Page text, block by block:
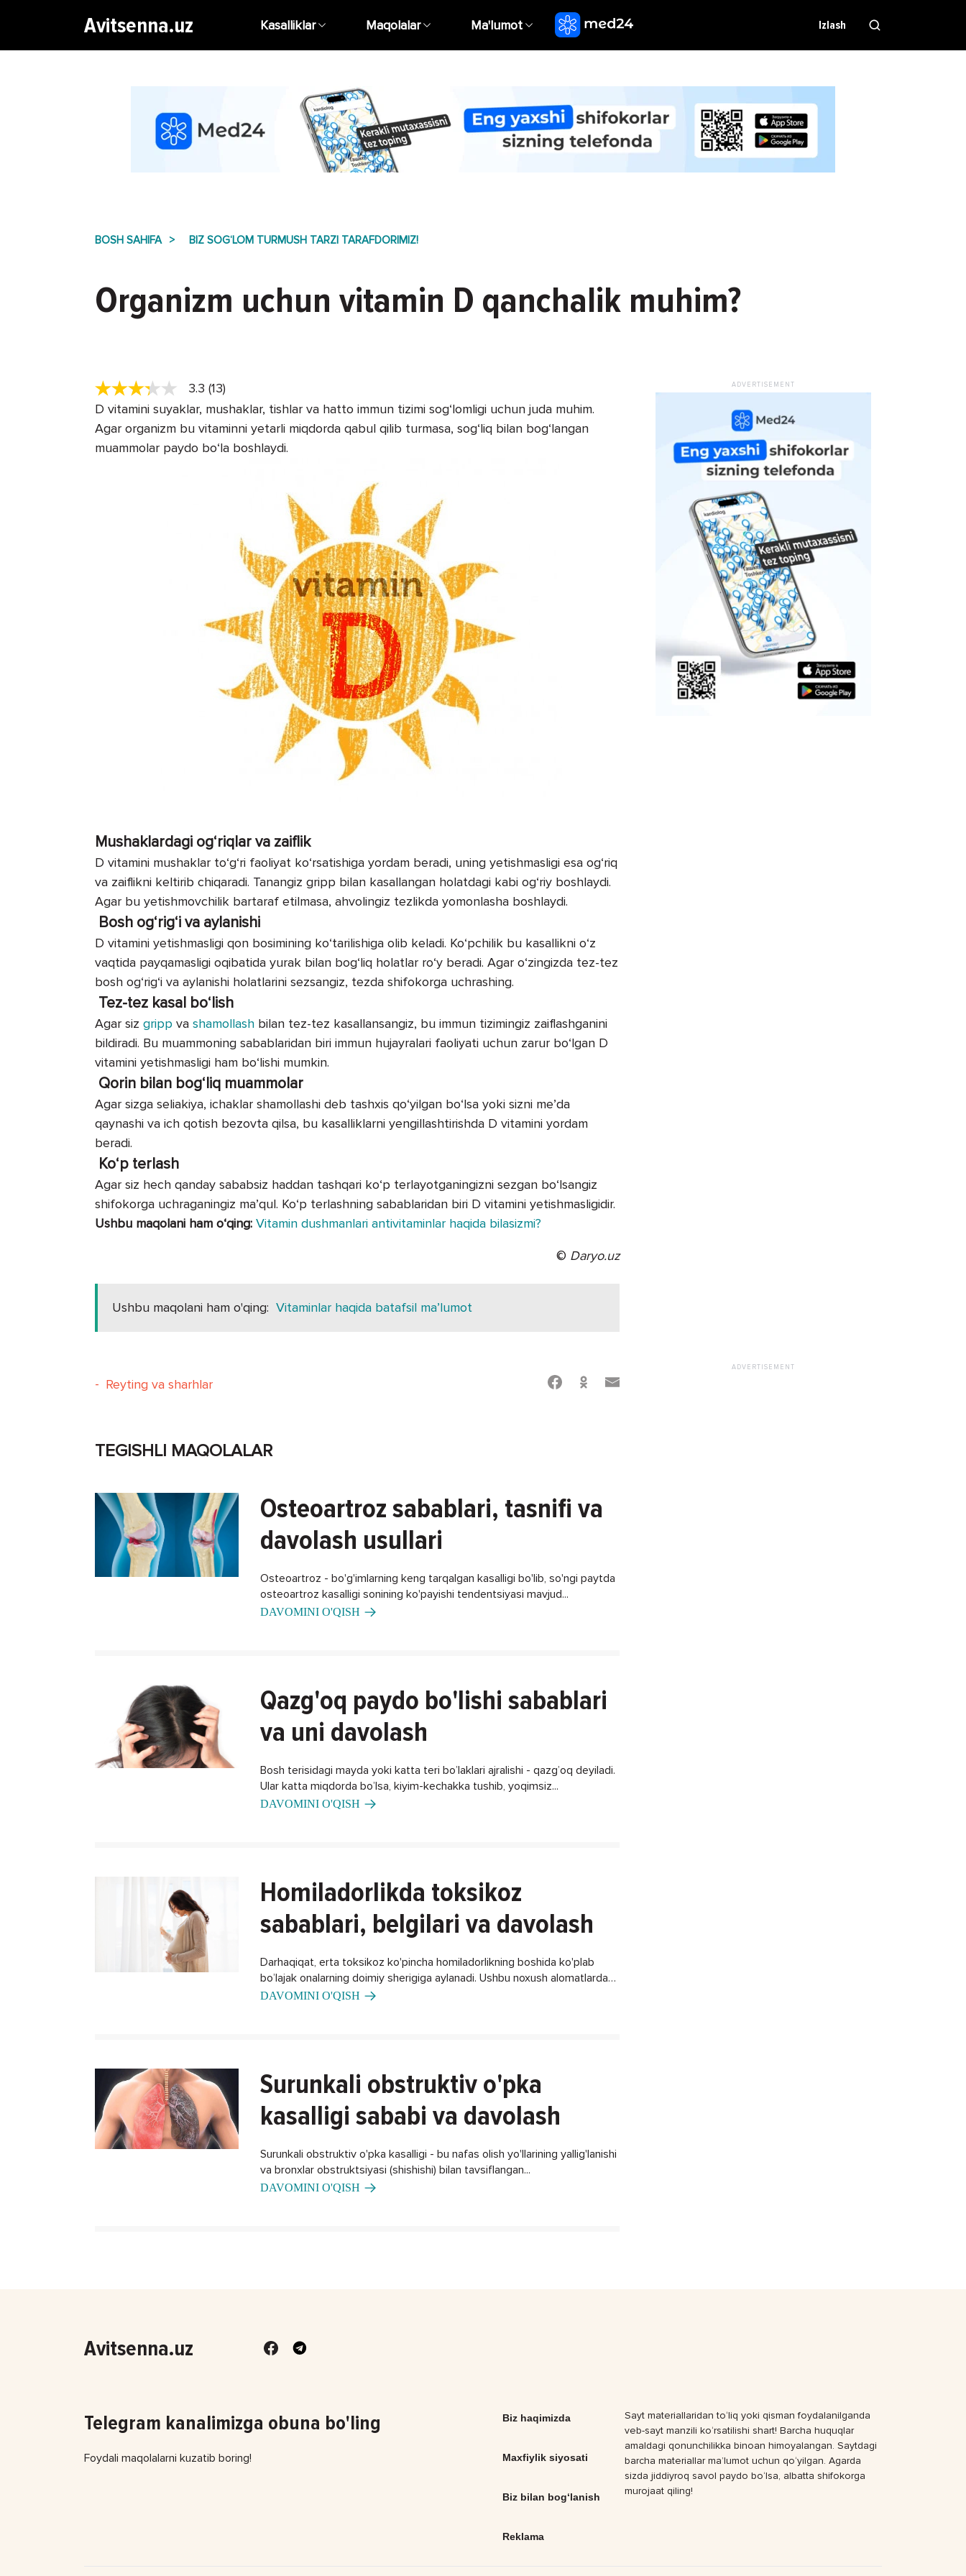
Avitsenna.uz Kasalliklar Maqolalar Ma'lumot Izlash
BOSH SAHIFA BIZ SOG‘LOM TURMUSH TARZI TARAFDORIMIZ!
Organizm uchun vitamin D qanchalik muhim?
3.3 (13)
D vitamini suyaklar, mushaklar, tishlar va hatto immun tizimi sog‘lomligi uchun juda muhim.
Agar organizm bu vitaminni yetarli miqdorda qabul qilib turmasa, sog‘liq bilan bog‘langan
muammolar paydo bo‘la boshlaydi.
Mushaklardagi og‘riqlar va zaiflik
D vitamini mushaklar to‘g‘ri faoliyat ko‘rsatishiga yordam beradi, uning yetishmasligi esa og‘riq
va zaiflikni keltirib chiqaradi. Tanangiz gripp bilan kasallangan holatdagi kabi og‘riy boshlaydi.
Agar bu yetishmovchilik bartaraf etilmasa, ahvolingiz tezlikda yomonlasha boshlaydi.
Bosh og‘rig‘i va aylanishi
D vitamini yetishmasligi qon bosimining ko‘tarilishiga olib keladi. Ko‘pchilik bu kasallikni o‘z
vaqtida payqamasligi oqibatida yurak bilan bog‘liq holatlar ro‘y beradi. Agar o‘zingizda tez-tez
bosh og‘rig‘i va aylanishi holatlarini sezsangiz, tezda shifokorga uchrashing.
Tez-tez kasal bo‘lish
Agar siz gripp va shamollash bilan tez-tez kasallansangiz, bu immun tizimingiz zaiflashganini
bildiradi. Bu muammoning sabablaridan biri immun hujayralari faoliyati uchun zarur bo‘lgan D
vitamini yetishmasligi ham bo‘lishi mumkin.
Qorin bilan bog‘liq muammolar
Agar sizga seliakiya, ichaklar shamollashi deb tashxis qo‘yilgan bo‘lsa yoki sizni me’da
qaynashi va ich qotish bezovta qilsa, bu kasalliklarni yengillashtirishda D vitamini yordam
beradi.
Ko‘p terlash
Agar siz hech qanday sababsiz haddan tashqari ko‘p terlayotganingizni sezgan bo‘lsangiz
shifokorga uchraganingiz ma’qul. Ko‘p terlashning sabablaridan biri D vitamini yetishmasligidir.
Ushbu maqolani ham o‘qing: Vitamin dushmanlari antivitaminlar haqida bilasizmi?
© Daryo.uz
Ushbu maqolani ham o'qing: Vitaminlar haqida batafsil ma’lumot
- Reyting va sharhlar
TEGISHLI MAQOLALAR
Osteoartroz sabablari, tasnifi va
davolash usullari
Osteoartroz - bo'g'imlarning keng tarqalgan kasalligi bo'lib, so'ngi paytda
osteoartroz kasalligi sonining ko'payishi tendentsiyasi mavjud...
DAVOMINI O'QISH
Qazg'oq paydo bo'lishi sabablari
va uni davolash
Bosh terisidagi mayda yoki katta teri bo’laklari ajralishi - qazg’oq deyiladi.
Ular katta miqdorda bo’lsa, kiyim-kechakka tushib, yoqimsiz...
DAVOMINI O'QISH
Homiladorlikda toksikoz
sabablari, belgilari va davolash
Darhaqiqat, erta toksikoz ko'pincha homiladorlikning boshida ko'plab
bo’lajak onalarning doimiy sherigiga aylanadi. Ushbu noxush alomatlardan
xalos bo'lishning biron bir usuli bormi?
DAVOMINI O'QISH
Surunkali obstruktiv o'pka
kasalligi sababi va davolash
Surunkali obstruktiv o'pka kasalligi - bu nafas olish yo'llarining yallig'lanishi
va bronxlar obstruktsiyasi (shishishi) bilan tavsiflangan...
DAVOMINI O'QISH
Avitsenna.uz
Telegram kanalimizga obuna bo'ling
Foydali maqolalarni kuzatib boring!
Biz haqimizda
Maxfiylik siyosati
Biz bilan bog‘lanish
Reklama
Sayt materiallaridan to‘liq yoki qisman foydalanilganda
veb-sayt manzili ko‘rsatilishi shart! Barcha huquqlar
amaldagi qonunchilikka binoan himoyalangan. Saytdagi
barcha materiallar ma’lumot uchun qo‘yilgan. Agarda
sizda jiddiyroq savol paydo bo‘lsa, albatta shifokorga
murojaat qiling!